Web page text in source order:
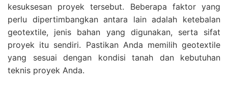
kesuksesan proyek tersebut. Beberapa faktor yang
perlu dipertimbangkan antara lain adalah ketebalan
geotextile, jenis bahan yang digunakan, serta sifat
proyek itu sendiri. Pastikan Anda memilih geotextile
yang sesuai dengan kondisi tanah dan kebutuhan
teknis proyek Anda.